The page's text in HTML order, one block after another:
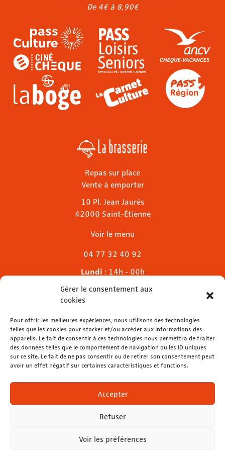
Gérer le consentement aux
cookies
Pour offrir les meilleures expériences, nous utilisons des technologies
telles que les cookies pour stocker et/ou accéder aux informations des
appareils. Le fait de consentir à ces technologies nous permettra de traiter
des données telles que le comportement de navigation ou les ID uniques
sur ce site. Le fait de ne pas consentir ou de retirer son consentement peut
avoir un effet négatif sur certaines caractéristiques et fonctions.
Accepter
Refuser
Voir les préférences
De 4€ à 8,90€
La brasserie
Repas sur place
Vente à emporter
10 Pl. Jean Jaurès
42000 Saint-Étienne
Voir le menu
04 77 32 40 92
Lundi : 14h - 00h
Mardi & mercredi
Jeudi
Dimanche: 11h - 00h
04 77 32 32 01